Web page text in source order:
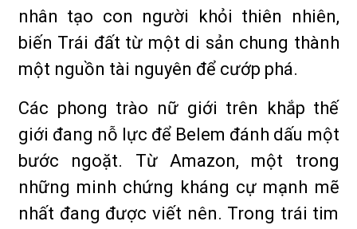
nhân tạo con người khỏi thiên nhiên,
biến Trái đất từ một di sản chung thành
một nguồn tài nguyên để cướp phá.
Các phong trào nữ giới trên khắp thế
giới đang nỗ lực để Belem đánh dấu một
bước ngoặt. Từ Amazon, một trong
những minh chứng kháng cự mạnh mẽ
nhất đang được viết nên. Trong trái tim